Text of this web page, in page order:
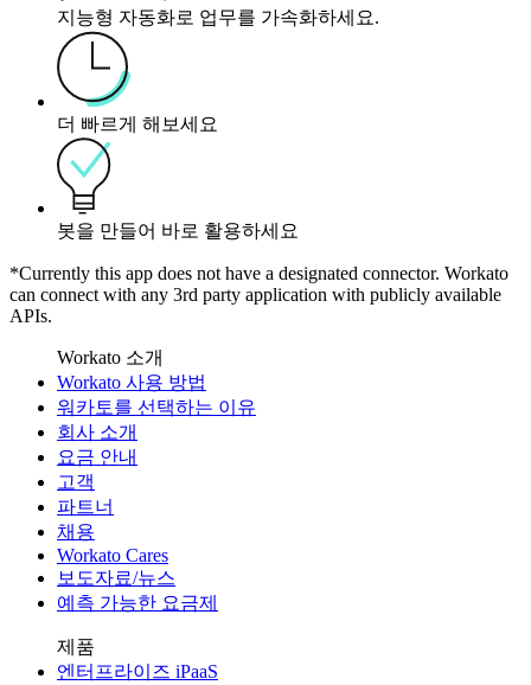
지능형 자동화로 업무를 가속화하세요.
더 빠르게 해보세요
봇을 만들어 바로 활용하세요
*Currently this app does not have a designated connector. Workato
can connect with any 3rd party application with publicly available
APIs.
Workato 소개
Workato 사용 방법
워카토를 선택하는 이유
회사 소개
요금 안내
고객
파트너
채용
Workato Cares
보도자료/뉴스
예측 가능한 요금제
제품
엔터프라이즈 iPaaS